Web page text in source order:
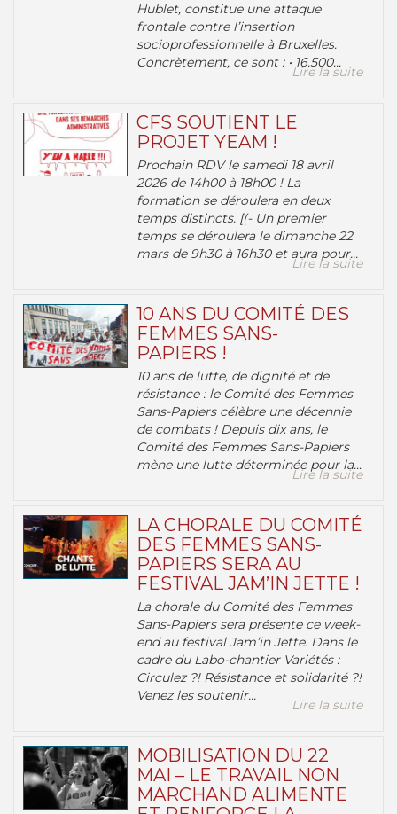
Hublet, constitue une attaque
frontale contre l’insertion
socioprofessionnelle à Bruxelles.
Concrètement, ce sont : • 16.500...
Lire la suite
CFS SOUTIENT LE
PROJET YEAM !
Prochain RDV le samedi 18 avril
2026 de 14h00 à 18h00 ! La
formation se déroulera en deux
temps distincts. [(- Un premier
temps se déroulera le dimanche 22
mars de 9h30 à 16h30 et aura pour...
Lire la suite
10 ANS DU COMITÉ DES
FEMMES SANS-
PAPIERS !
10 ans de lutte, de dignité et de
résistance : le Comité des Femmes
Sans-Papiers célèbre une décennie
de combats ! Depuis dix ans, le
Comité des Femmes Sans-Papiers
mène une lutte déterminée pour la...
Lire la suite
LA CHORALE DU COMITÉ
DES FEMMES SANS-
PAPIERS SERA AU
FESTIVAL JAM’IN JETTE !
La chorale du Comité des Femmes
Sans-Papiers sera présente ce week-
end au festival Jam’in Jette. Dans le
cadre du Labo-chantier Variétés :
Circulez ?! Résistance et solidarité ?!
Venez les soutenir...
Lire la suite
MOBILISATION DU 22
MAI – LE TRAVAIL NON
MARCHAND ALIMENTE